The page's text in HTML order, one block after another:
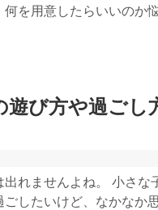
を用意したらいいのか
び方や過ごし
れませんよね。 小さな
したいけど、なかなか